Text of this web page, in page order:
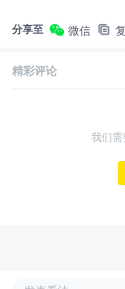
分享至 微信
精彩评论
我们